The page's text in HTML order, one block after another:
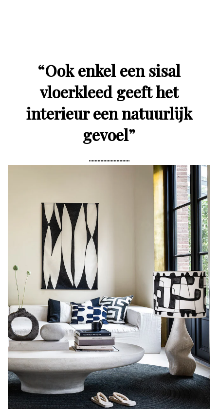
“Ook enkel een sisal
vloerkleed geeft het
interieur een natuurlijk
gevoel”